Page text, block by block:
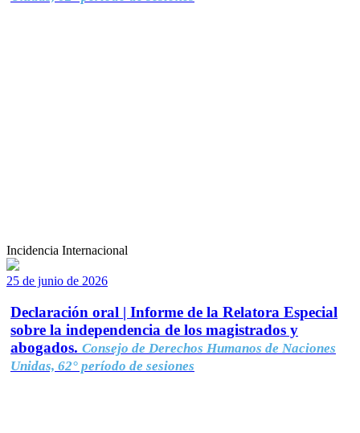
Incidencia Internacional
25 de junio de 2026
Declaración oral | Informe de la Relatora Especial
sobre la independencia de los magistrados y
abogados. Consejo de Derechos Humanos de Naciones
Unidas, 62° período de sesiones